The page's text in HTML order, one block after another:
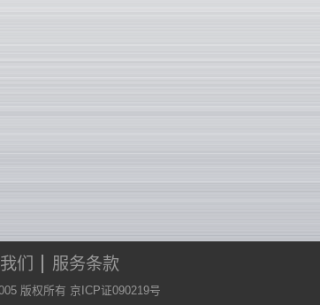
们 服务条款
版权所有 京ICP证090219号